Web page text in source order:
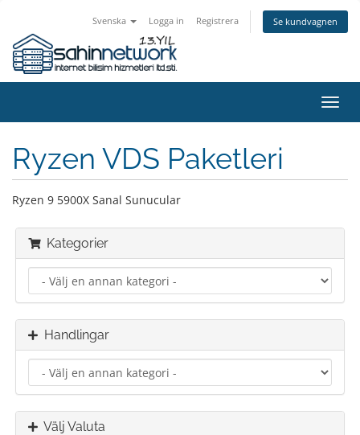
Svenska Logga in Registrera Se kundvagnen
Växla
Ryzen VDS Paketleri
Ryzen 9 5900X Sanal Sunucular
Kategorier
Handlingar
Välj Valuta